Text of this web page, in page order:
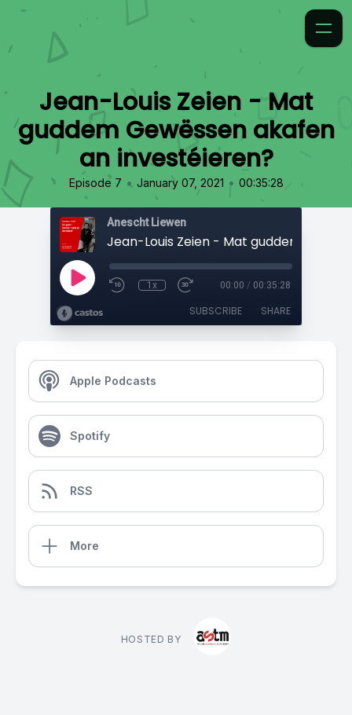
Jean-Louis Zeien - Mat
guddem Gewëssen akafen
an investéieren?
Episode 7 • January 07, 2021 • 00:35:28
Anescht Liewen
1x 00:00 / 00:35:28
SUBSCRIBE SHARE
Apple Podcasts
Spotify
RSS
More
HOSTED BY